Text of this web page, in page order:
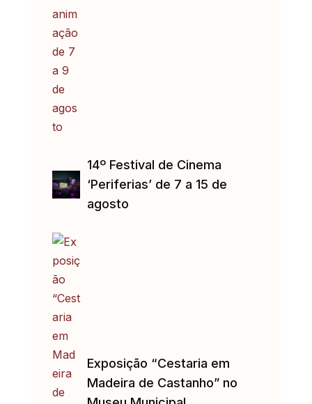
14º Festival de Cinema
‘Periferias’ de 7 a 15 de
agosto
Exposição “Cestaria em
Madeira de Castanho” no